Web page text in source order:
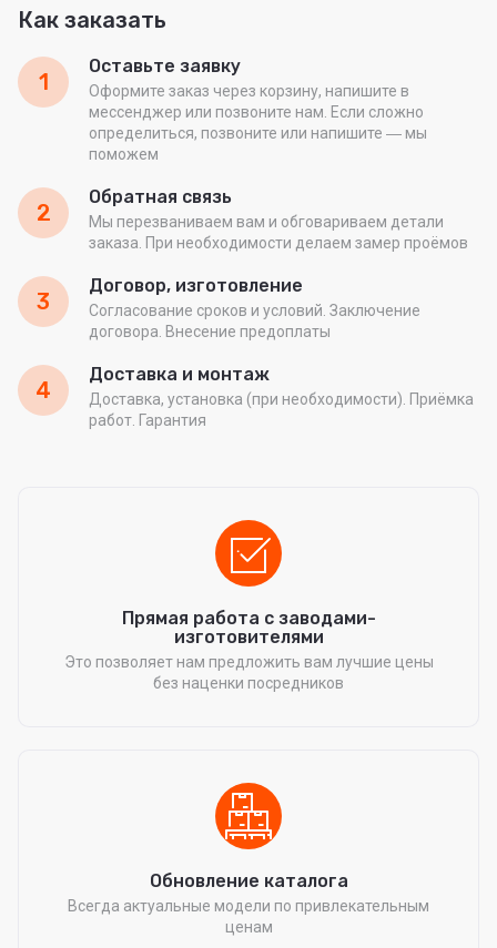
Как заказать
1
Оставьте заявку
Оформите заказ через корзину, напишите в
мессенджер или позвоните нам. Если сложно
определиться, позвоните или напишите ― мы
поможем
2
Обратная связь
Мы перезваниваем вам и обговариваем детали
заказа. При необходимости делаем замер проёмов
3
Договор, изготовление
Согласование сроков и условий. Заключение
договора. Внесение предоплаты
4
Доставка и монтаж
Доставка, установка (при необходимости). Приёмка
работ. Гарантия
Прямая работа с заводами-
изготовителями
Это позволяет нам предложить вам лучшие цены
без наценки посредников
Обновление каталога
Всегда актуальные модели по привлекательным
ценам